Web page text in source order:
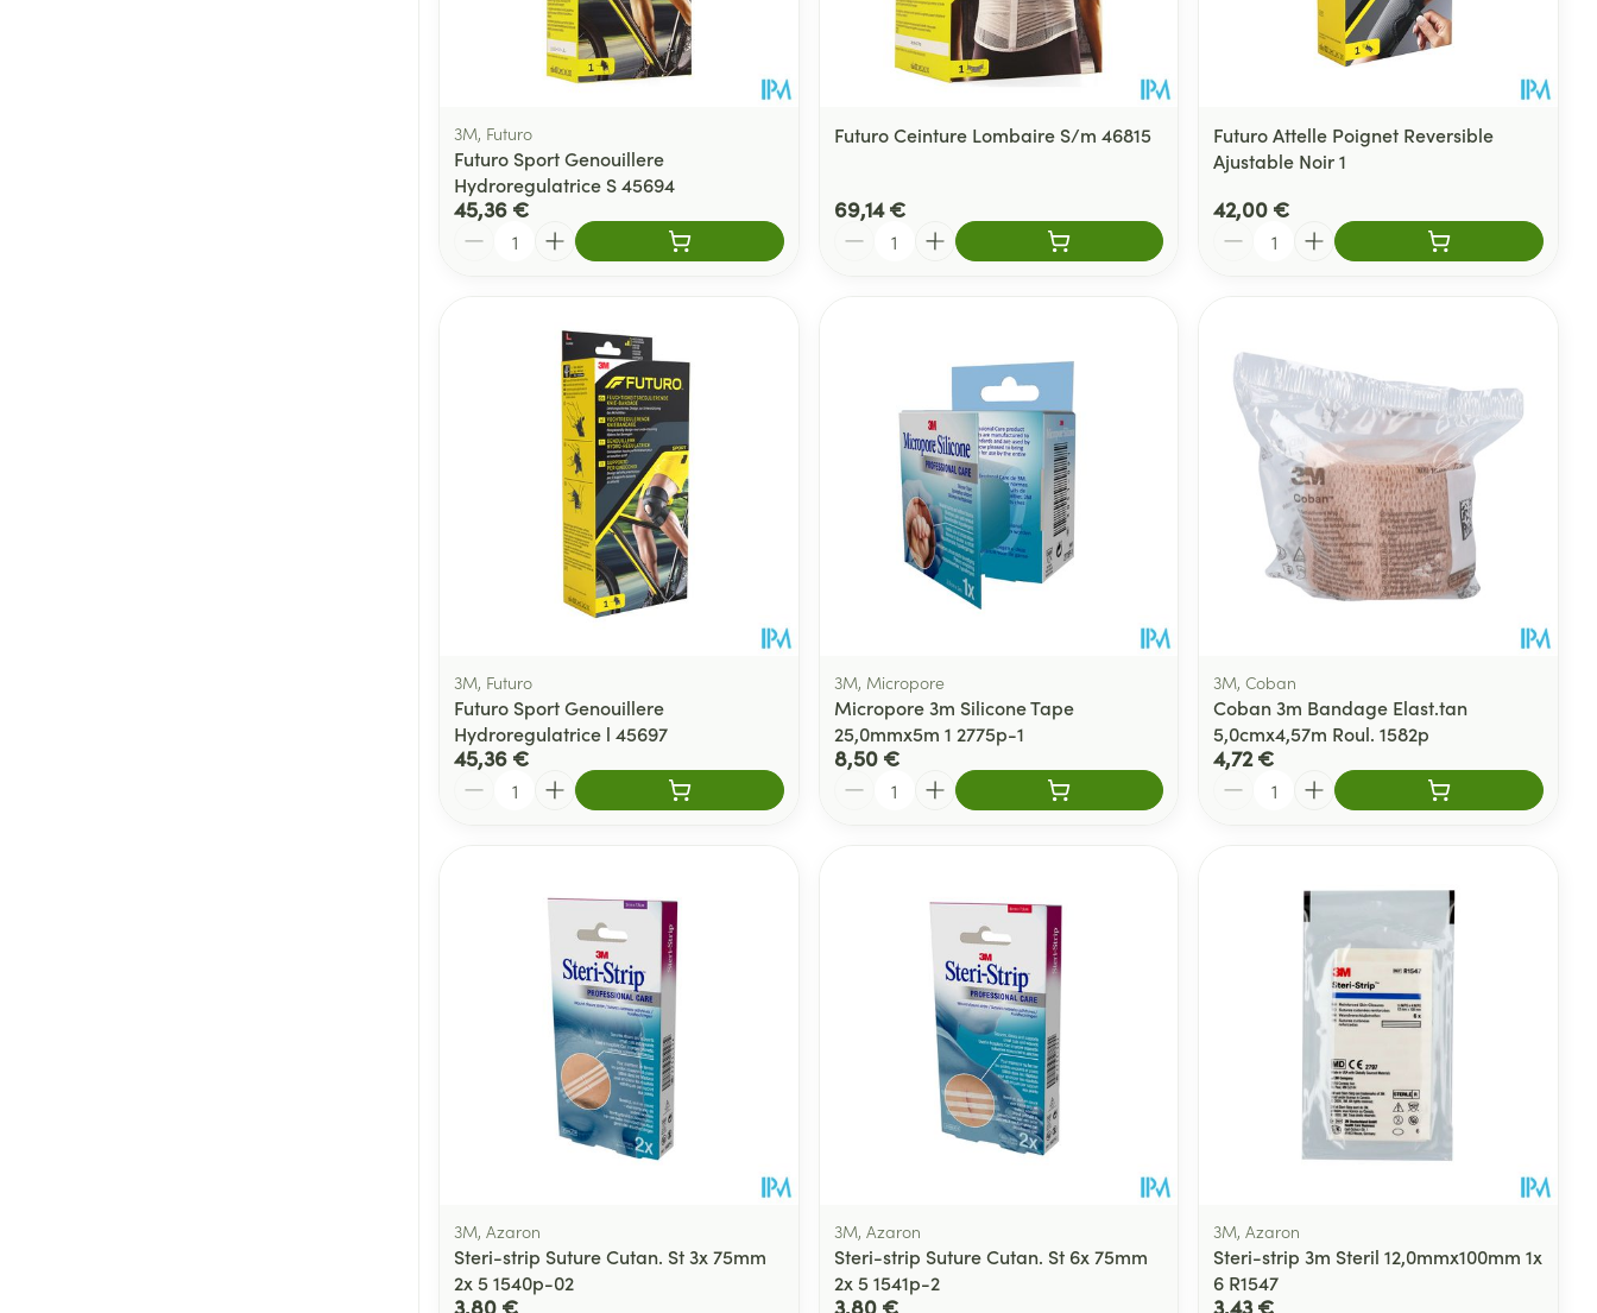
3M, Futuro
Futuro Sport Genouillere
Hydroregulatrice S 45694
45,36 €
Quantité
Futuro Ceinture Lombaire S/m 46815
69,14 €
Quantité
Futuro Attelle Poignet Reversible
Ajustable Noir 1
42,00 €
Quantité
3M, Futuro
Futuro Sport Genouillere
Hydroregulatrice l 45697
45,36 €
Quantité
3M, Micropore
Micropore 3m Silicone Tape
25,0mmx5m 1 2775p-1
8,50 €
Quantité
3M, Coban
Coban 3m Bandage Elast.tan
5,0cmx4,57m Roul. 1582p
4,72 €
Quantité
3M, Azaron
Steri-strip Suture Cutan. St 3x 75mm
2x 5 1540p-02
3,80 €
3M, Azaron
Steri-strip Suture Cutan. St 6x 75mm
2x 5 1541p-2
3,80 €
3M, Azaron
Steri-strip 3m Steril 12,0mmx100mm 1x
6 R1547
3,43 €